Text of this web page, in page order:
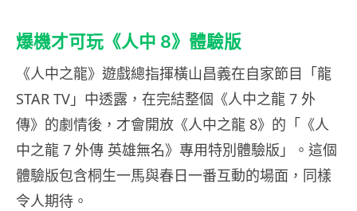
爆機才可玩《人中 8》體驗版
《人中之龍》遊戲總指揮橫山昌義在自家節目「龍
STAR TV」中透露，在完結整個《人中之龍 7 外
傳》的劇情後，才會開放《人中之龍 8》的「《人
中之龍 7 外傳 英雄無名》專用特別體驗版」。這個
體驗版包含桐生一馬與春日一番互動的場面，同樣
令人期待。